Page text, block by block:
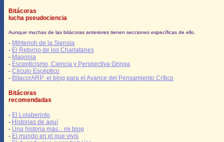
Bitácoras
lucha pseudociencia
Aunque muchas de las bitácoras anteriores tienen secciones específicas de ello.
- Mihterioh de la Siensia
- El Retorno de los Charlatanes
- Magonia
- Escepticismo, Ciencia y Perspectiva Gringa
- Círculo Escéptico
- BitacorARP: el blog para el Avance del Pensamiento Crítico
Bitácoras
recomendadas
- El Lolaberinto
- Historias de aquí
- Una historia más... mi blog
- El mundo en el que vivís